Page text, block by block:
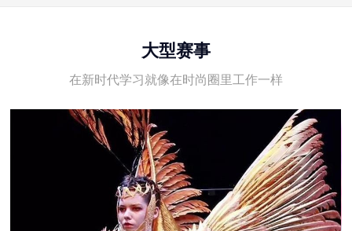
大型赛事
在新时代学习就像在时尚圈里工作一样